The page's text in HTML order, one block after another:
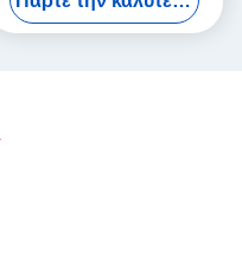
Παιχνίδια Σκορ